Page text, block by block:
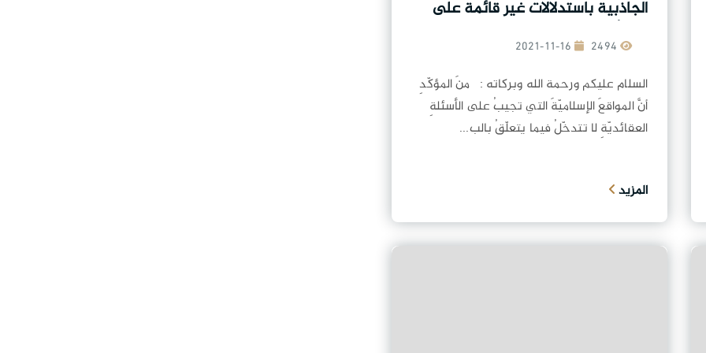
الجاذبية باستدلالات غير قائمة على
بحوث عملية؟
2021-11-16
السلام عليكم ورحمة الله وبركاته : منَ المؤكّدِ
أنَّ المواقعَ الإسلاميّةَ التي تجيبُ على الأسئلةِ
العقائديّةِ لا تتدخّلُ فيما يتعلّقُ بالب...
المزيد